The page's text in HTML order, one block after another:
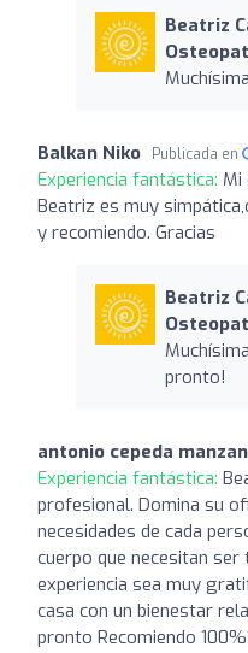
Beatriz
Balkan Niko Publicada en
Experiencia fantástica: Mi
Beatriz es muy
y recomiendo. Gracias
Beatriz
pronto!
antonio cepeda
Experiencia fantástica:
profesional. Domina su
necesidades de cada
cuerpo que necesitan
experiencia sea muy
casa con un bienestar
pronto Recomiendo